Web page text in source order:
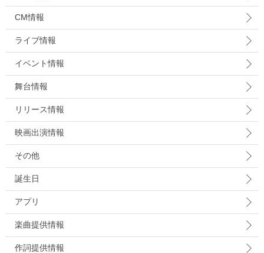
CM情報
ライブ情報
イベント情報
舞台情報
リリース情報
映画出演情報
その他
誕生日
アプリ
楽曲提供情報
作詞提供情報